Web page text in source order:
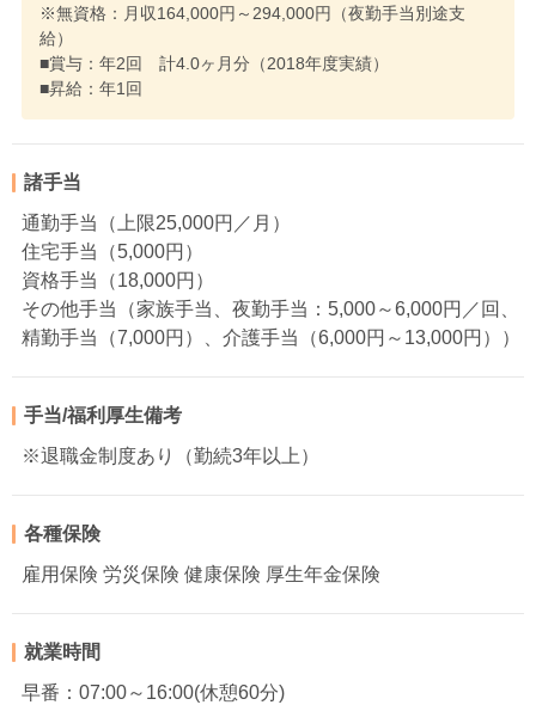
※無資格：月収164,000円～294,000円（夜勤手当別途支
給）
■賞与：年2回 計4.0ヶ月分（2018年度実績）
■昇給：年1回
諸手当
通勤手当（上限25,000円／月）
住宅手当（5,000円）
資格手当（18,000円）
その他手当（家族手当、夜勤手当：5,000～6,000円／回、
精勤手当（7,000円）、介護手当（6,000円～13,000円））
手当/福利厚生備考
※退職金制度あり（勤続3年以上）
各種保険
雇用保険 労災保険 健康保険 厚生年金保険
就業時間
早番：07:00～16:00(休憩60分)